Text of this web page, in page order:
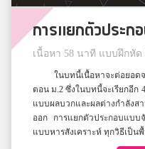
การแยกตัวประก
เนื้อหา 58 นาที แบบฝึกหัด
ในบทนี้เนื้อหาจะต่อยอด
ตอน ม.2 ซึ่งในบทนี้จะเรียกอีก
แบบผลบวกและผลต่างกำลังส
ออก การแยกตัวประกอบแบบ
แบบหารสังเคราะห์ ทุกวิธีเป็น